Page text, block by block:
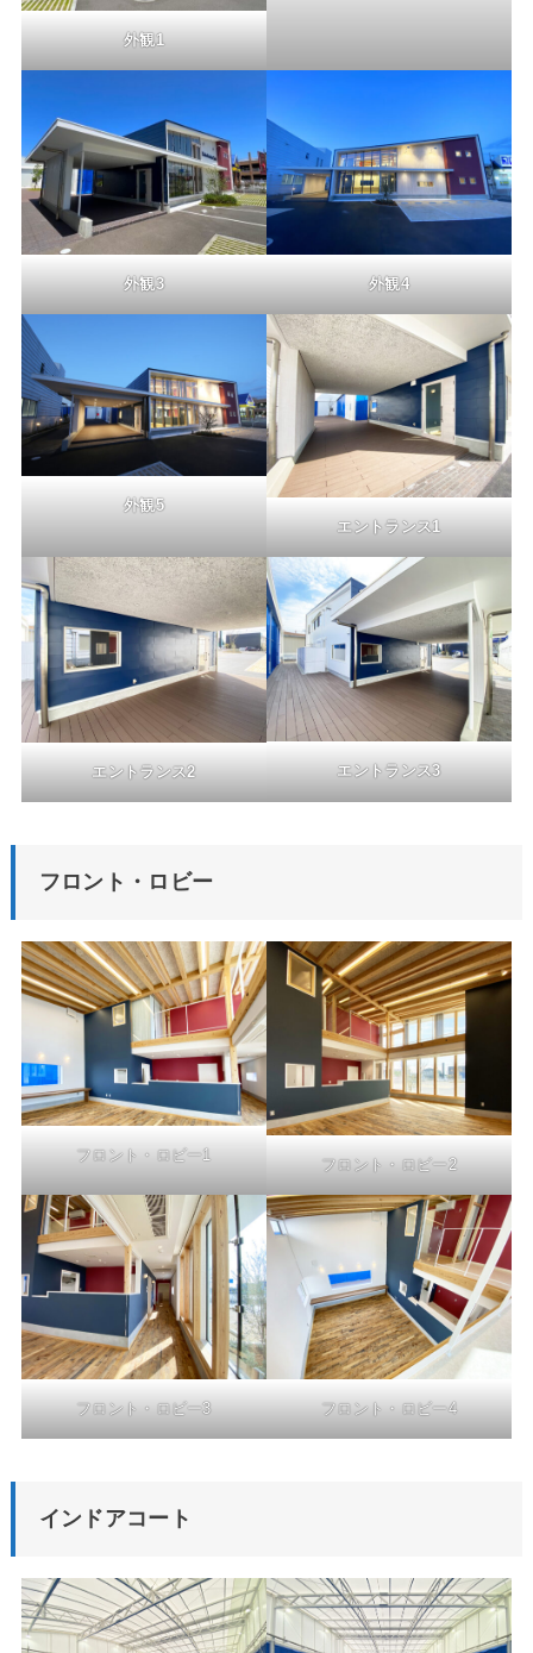
外観1
外観3 外観4
外観5
エントランス1
エントランス2 エントランス3
フロント・ロビー
フロント・ロビー1
フロント・ロビー2
フロント・ロビー3 フロント・ロビー4
インドアコート